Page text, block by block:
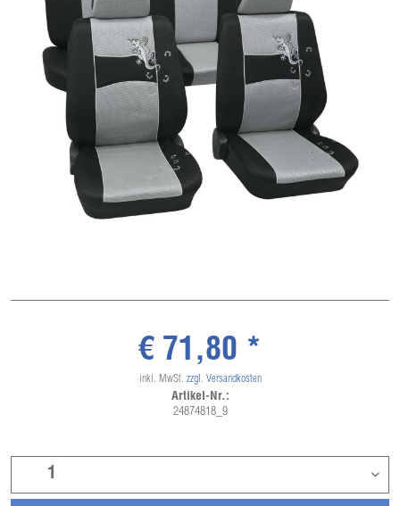
€ 71,80 *
inkl. MwSt. zzgl. Versandkosten
Artikel-Nr.:
24874818_9